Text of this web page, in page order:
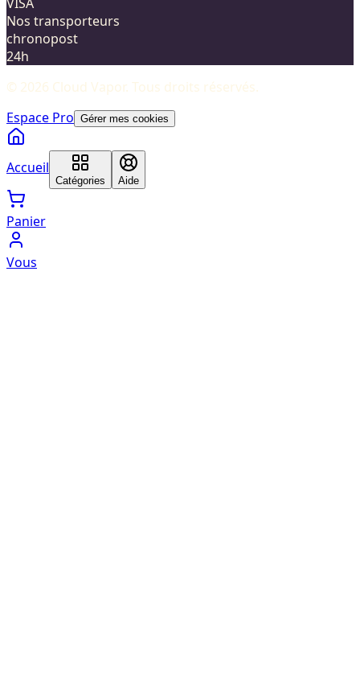
Nos transporteurs
chronopost
24h
© 2026 Cloud Vapor. Tous droits réservés.
Espace Pro Gérer mes cookies
Accueil
Catégories Aide
Panier
Vous